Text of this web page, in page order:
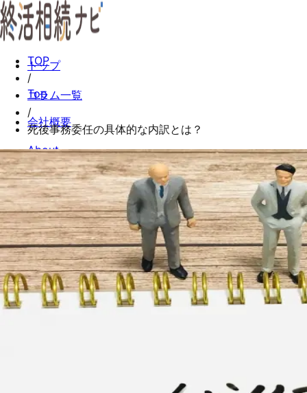
トップ
Top
会社概要
About
コラム一覧
Columns
お問い合わせ
Contact
TOP
/
コラム一覧
/
死後事務委任の具体的な内訳とは？